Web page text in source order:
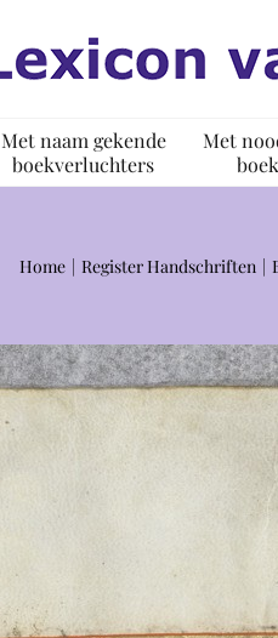
Met naam gekende
boekverluchters
Met
Home Register Handschriften